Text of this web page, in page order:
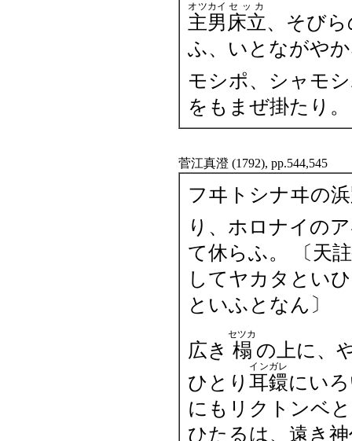
主男
オツカイ
床立
セッカ
、そび
ふ、いとながや
モシポ、シャモ
をもまぜ掛たり。
菅江真澄 (1792), pp.544,545
フヰトシナヰの
り、ホロナイの
て休らふ。 〔天
してヤカタとい
といふとなん〕
広き 榻
セツカ
の上に、
ひとり 耳鐶
インガレ
にい
にもリクトンベ
ひたるは、遠き